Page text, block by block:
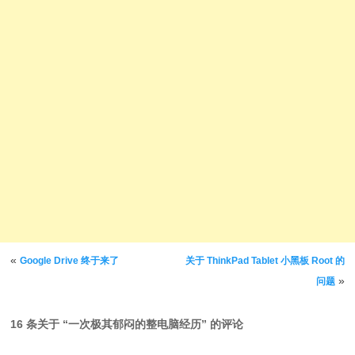
文章导航
«Google Drive 终于来了
关于 ThinkPad Tablet 小黑板 Root 的
问题»
16 条关于 “一次极其郁闷的整电脑经历” 的评论